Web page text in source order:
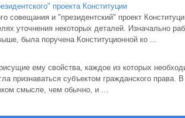
проекта Конституции
совещания и "президентский" проект
уточнения некоторых деталей. Изначально
была поручена Конституционной ко ...
ему свойства, каждое из которых
признаваться субъектом гражданского права.
смысле, чем обычно, и ...